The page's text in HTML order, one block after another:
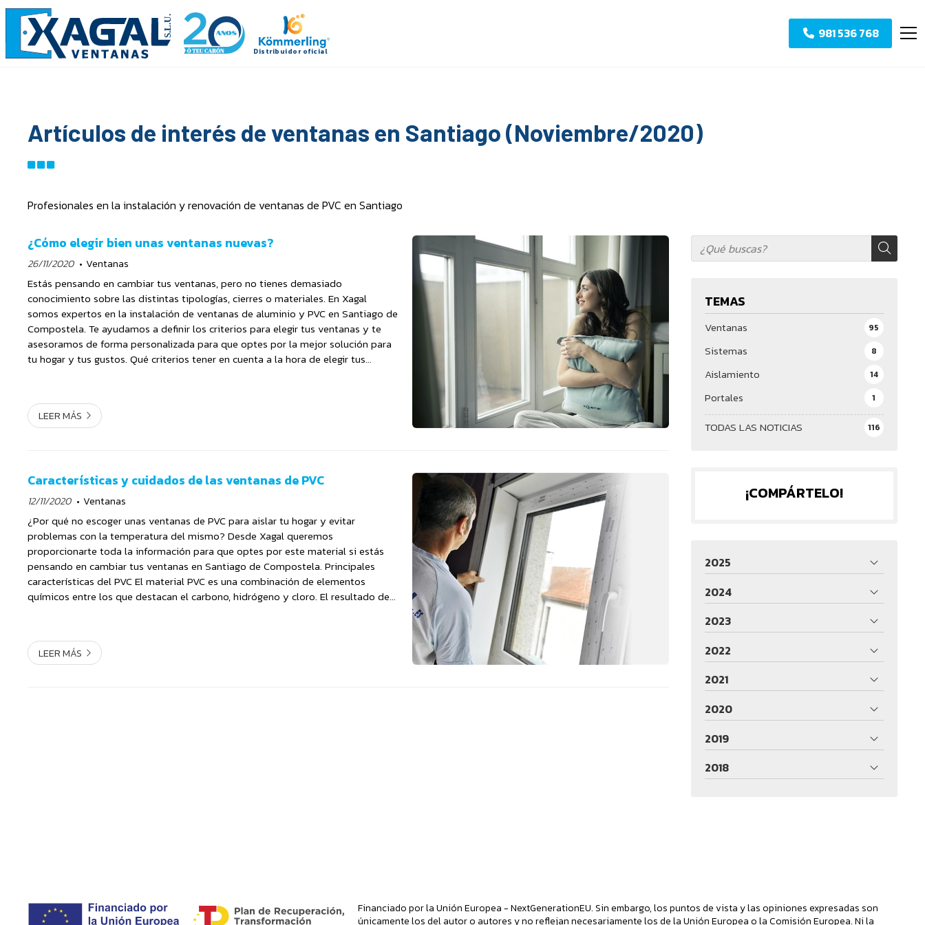
981 536 768
Artículos de interés de ventanas en Santiago (Noviembre/2020)
Profesionales en la instalación y renovación de ventanas de PVC en Santiago
TEMAS
TODAS LAS NOTICIAS 116
Ventanas 95
Sistemas 8
Aislamiento 14
Portales 1
¿Cómo elegir bien unas ventanas nuevas?
26/11/2020 Ventanas
Estás pensando en cambiar tus ventanas, pero no tienes demasiado
conocimiento sobre las distintas tipologías, cierres o materiales. En Xagal
somos expertos en la instalación de ventanas de aluminio y PVC en Santiago de
Compostela. Te ayudamos a definir los criterios para elegir tus ventanas y te
asesoramos de forma personalizada para que optes por la mejor solución para
tu hogar y tus gustos. Qué criterios tener en cuenta a la hora de elegir tus
LEER MÁS
Características y cuidados de las ventanas de PVC
12/11/2020 Ventanas
¿Por qué no escoger unas ventanas de PVC para aislar tu hogar y evitar
problemas con la temperatura del mismo? Desde Xagal queremos
proporcionarte toda la información para que optes por este material si estás
pensando en cambiar tus ventanas en Santiago de Compostela. Principales
características del PVC El material PVC es una combinación de elementos
químicos entre los que destacan el carbono, hidrógeno y cloro. El resultado de
LEER MÁS
¡COMPÁRTELO!
2025
2024
2023
2022
2021
2020
2019
2018
Financiado por la Unión Europea - NextGenerationEU. Sin embargo, los puntos de vista y las opiniones expresadas son
únicamente los del autor o autores y no reflejan necesariamente los de la Unión Europea o la Comisión Europea. Ni la